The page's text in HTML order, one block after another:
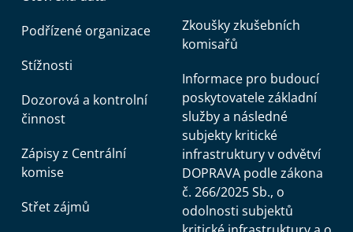
Podřízené organizace
Stížnosti
Dozorová a kontrolní
činnost
Zápisy z Centrální
komise
Střet zájmů
Zkoušky zkušebních
komisařů
Informace pro budoucí
poskytovatele základní
služby a následné
subjekty kritické
infrastruktury v odvětví
DOPRAVA podle zákona
č. 266/2025 Sb., o
odolnosti subjektů